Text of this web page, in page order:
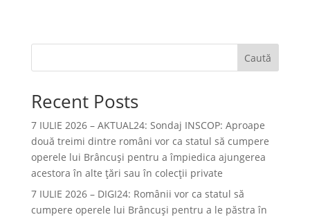
Caută
Recent Posts
7 IULIE 2026 – AKTUAL24: Sondaj INSCOP: Aproape
două treimi dintre români vor ca statul să cumpere
operele lui Brâncuşi pentru a împiedica ajungerea
acestora în alte ţări sau în colecţii private
7 IULIE 2026 – DIGI24: Românii vor ca statul să
cumpere operele lui Brâncuși pentru a le păstra în